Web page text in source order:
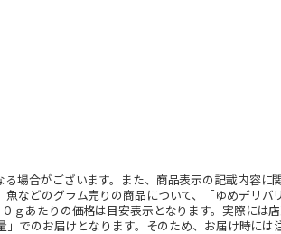
場合がございます。また、商品表示の記載内容に
などのグラム売りの商品について、「ゆめデリバ
あたりの価格は目安表示となります。実際には
でのお届けとなります。そのため、お届け時には